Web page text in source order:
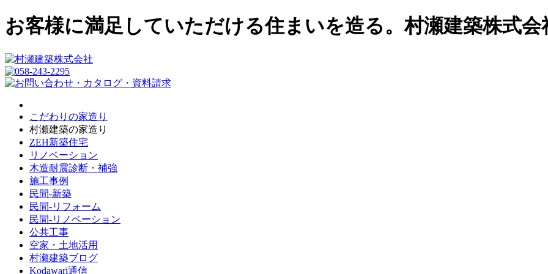
お客様に満足していただける住まいを造る。村瀬建築株式会
こだわりの家造り
村瀬建築の家造り
ZEH新築住宅
リノベーション
木造耐震診断・補強
施工事例
民間-新築
民間-リフォーム
民間-リノベーション
公共工事
空家・土地活用
村瀬建築ブログ
Kodawari通信